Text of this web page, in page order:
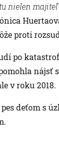
nielen
proti
po
nájsť
v roku 2018.
deťom s